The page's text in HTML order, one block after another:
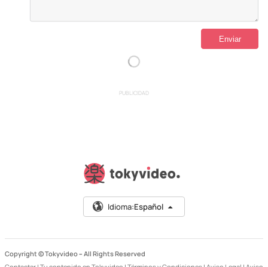
PUBLICIDAD
Idioma:Español
Copyright © Tokyvideo – All Rights Reserved